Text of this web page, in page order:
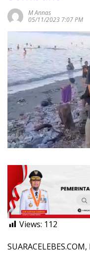
M Annas
05/11/2023 7:07 PM
Views: 112